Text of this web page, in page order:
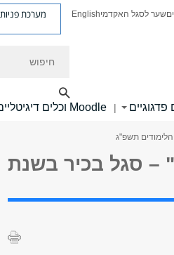
שער לסגל האקדמיEnglish מערכת פניות
פדגוגיים | Moodle וכלים דיגיטליים
תשפ"ג
– סגל בכיר בשנת